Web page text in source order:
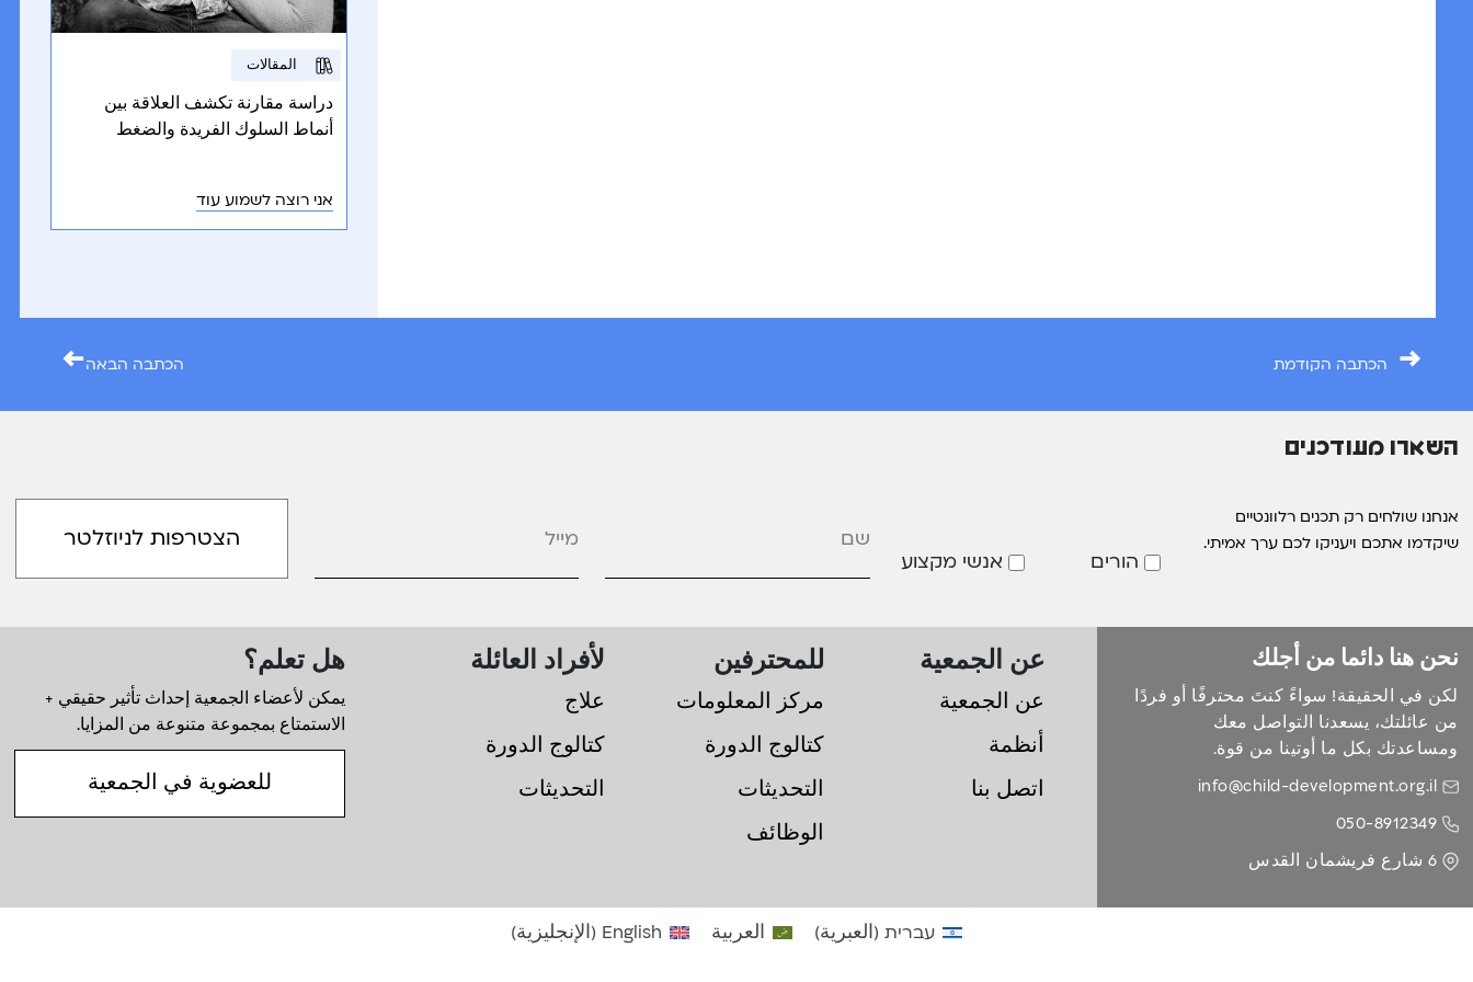
المقالات
دراسة مقارنة تكشف العلاقة بين
أنماط السلوك الفريدة والضغط
التوحد، ومتلازمة داون، والنمو
الطبيعي.
אני רוצה לשמוע עוד
→ הכתבה הקודמת הכתבה הבאה←
השארו מעודכנים
אנחנו שולחים רק תכנים רלוונטיים
שיקדמו אתכם ויעניקו לכם ערך אמיתי.
הורים אנשי מקצוע
نحن هنا دائما من أجلك
لكن في الحقيقة! سواءً كنتَ محترفًا أو فردًا
من عائلتك، يسعدنا التواصل معك
ومساعدتك بكل ما أوتينا من قوة.
info@child-development.org.il
050-8912349
6 شارع فريشمان القدس
عن الجمعية
عن الجمعية
أنظمة
اتصل بنا
للمحترفين
مركز المعلومات
كتالوج الدورة
التحديثات
الوظائف
لأفراد العائلة
علاج
كتالوج الدورة
التحديثات
هل تعلم؟
يمكن لأعضاء الجمعية إحداث تأثير حقيقي +
الاستمتاع بمجموعة متنوعة من المزايا.
للعضوية في الجمعية
עברית(العبرية) العربية English
(الإنجليزية)